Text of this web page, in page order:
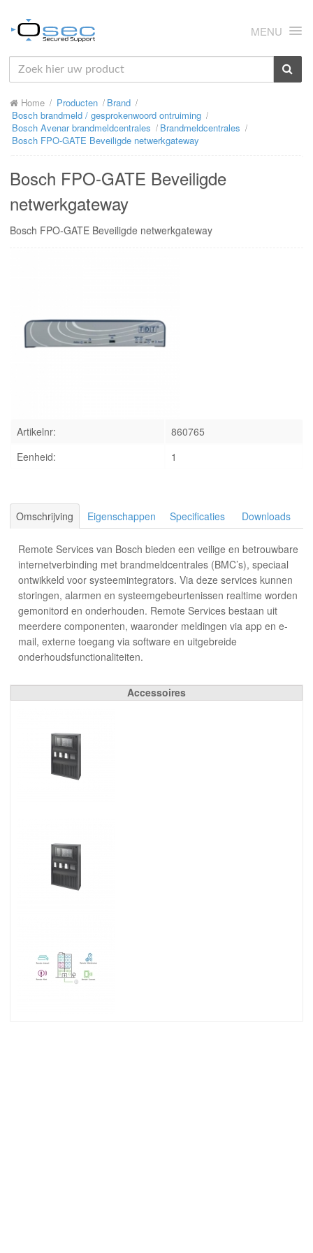
MENU
HOME
OVER ONS
NIEUWS
SUPPORT
RMA
Home Producten
Brand
Bosch brandmeld / gesprokenwoord ontruiming
Bosch Avenar brandmeldcentrales
Brandmeldcentrales
Bosch FPO-GATE Beveiligde netwerkgateway
Bosch FPO-GATE Beveiligde
netwerkgateway
Bosch FPO-GATE Beveiligde netwerkgateway
Artikelnr:
860765
Eenheid:
1
Omschrijving Eigenschappen Specificaties Downloads
Remote Services van Bosch bieden een veilige en betrouwbare
internetverbinding met brandmeldcentrales (BMC’s), speciaal
ontwikkeld voor systeemintegrators. Via deze services kunnen
storingen, alarmen en systeemgebeurtenissen realtime worden
gemonitord en onderhouden. Remote Services bestaan uit
meerdere componenten, waaronder meldingen via app en e-
mail, externe toegang via software en uitgebreide
onderhoudsfunctionaliteiten.
Accessoires